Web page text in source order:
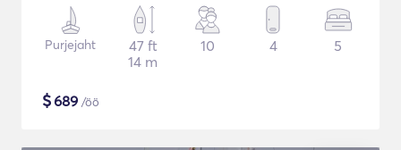
Purjejaht
47 ft
14 m
10 4 5
$689 /öö